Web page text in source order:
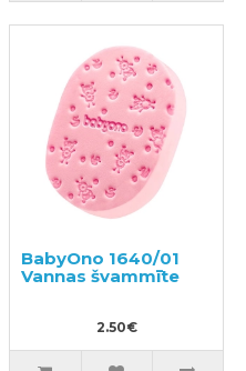
BabyOno 1640/01
Vannas švammīte
2.50€